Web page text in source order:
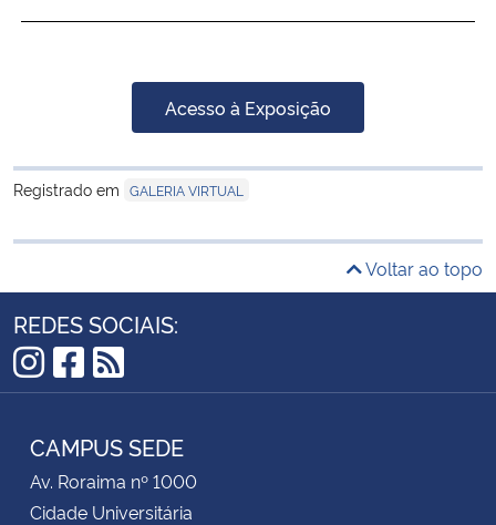
Acesso à Exposição
Registrado em GALERIA VIRTUAL
Voltar ao topo
REDES SOCIAIS:
Instagram
Facebook
RSS
CAMPUS SEDE
Av. Roraima nº 1000
Cidade Universitária